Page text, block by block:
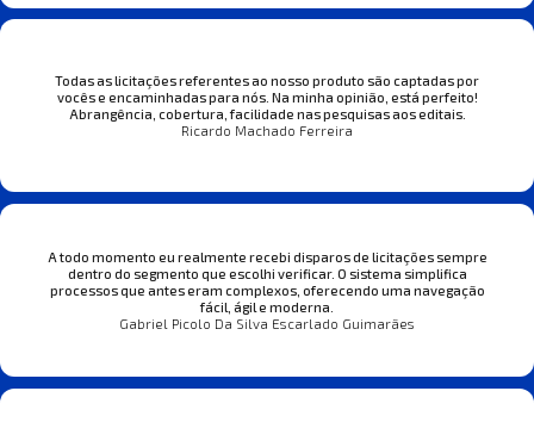
Todas as licitações referentes ao nosso produto são captadas por
vocês e encaminhadas para nós. Na minha opinião, está perfeito!
Abrangência, cobertura, facilidade nas pesquisas aos editais.
Ricardo Machado Ferreira
A todo momento eu realmente recebi disparos de licitações sempre
dentro do segmento que escolhi verificar. O sistema simplifica
processos que antes eram complexos, oferecendo uma navegação
fácil, ágil e moderna.
Gabriel Picolo Da Silva Escarlado Guimarães